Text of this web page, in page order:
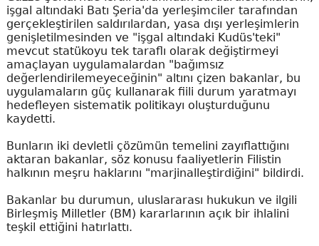
işgal altındaki Batı Şeria'da yerleşimciler tarafından
gerçekleştirilen saldırılardan, yasa dışı yerleşimlerin
genişletilmesinden ve "işgal altındaki Kudüs'teki"
mevcut statükoyu tek taraflı olarak değiştirmeyi
amaçlayan uygulamalardan "bağımsız
değerlendirilemeyeceğinin" altını çizen bakanlar, bu
uygulamaların güç kullanarak fiili durum yaratmayı
hedefleyen sistematik politikayı oluşturduğunu
kaydetti.
Bunların iki devletli çözümün temelini zayıflattığını
aktaran bakanlar, söz konusu faaliyetlerin Filistin
halkının meşru haklarını "marjinalleştirdiğini" bildirdi.
Bakanlar bu durumun, uluslararası hukukun ve ilgili
Birleşmiş Milletler (BM) kararlarının açık bir ihlalini
teşkil ettiğini hatırlattı.